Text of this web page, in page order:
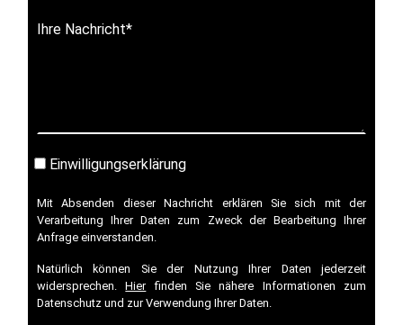
Ihre Nachricht*
Einwilligungserklärung
Mit Absenden dieser Nachricht erklären Sie sich mit der
Verarbeitung Ihrer Daten zum Zweck der Bearbeitung Ihrer
Anfrage einverstanden.
Natürlich können Sie der Nutzung Ihrer Daten jederzeit
widersprechen.Hierfinden Sie nähere Informationen zum
Datenschutz und zur Verwendung Ihrer Daten.